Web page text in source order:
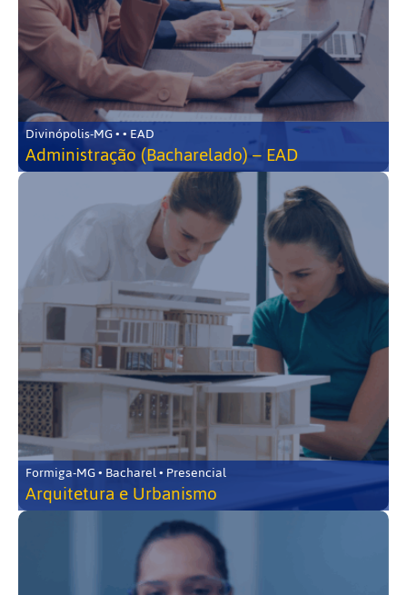
Divinópolis-MG • • EAD
Administração (Bacharelado) – EAD
Formiga-MG • Bacharel • Presencial
Arquitetura e Urbanismo